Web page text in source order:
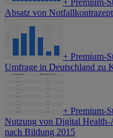
+ Premium-
Absatz von
+ Premium-
Umfrage in Deutschland zu
+ Premium-
Nutzung von Digital Health-
nach Bildung 2015